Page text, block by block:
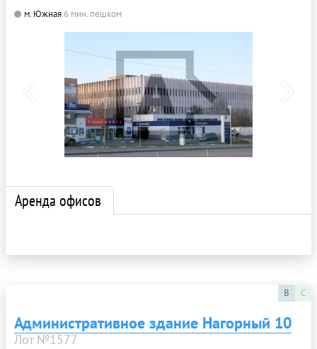
м. Южная 6 мин. пешком
Аренда офисов
B C
Административное здание Нагорный 10
Лот №1577